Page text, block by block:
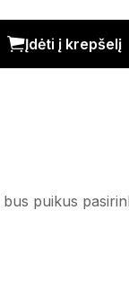
Įdėti į krepšelį
puikus